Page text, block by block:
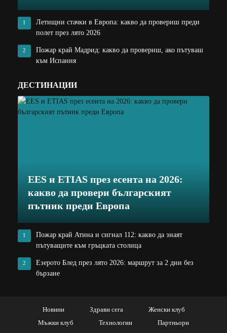
1
Летищни стачки в Европа: какво да провериш преди
полет през лято 2026
2
Пожар край Мадрид: какво да провериш, ако пътуваш
към Испания
ДЕСТИНАЦИИ
EES и ETIAS през есента на 2026:
какво да провери българският
пътник преди Европа
1
Пожар край Атина и сигнал 112: какво да знаят
пътуващите към гръцката столица
2
Езерото Блед през лято 2026: маршрут за 2 дни без
бързане
Новини Здрави сега
Женски клуб
Мъжки клуб
Технологии Партньори